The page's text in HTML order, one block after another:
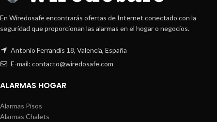
En Wiredosafe encontrarás ofertas de Internet conectado con la
seguridad que proporcionan las alarmas en el hogar o negocios.
Antonio Ferrandis 18, Valencia, España
E-mail: contacto@wiredosafe.com
ALARMAS HOGAR
Alarmas Pisos
Alarmas Chalets